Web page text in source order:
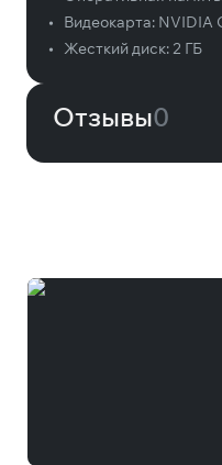
•
Видеокарта: NVIDIA
•
Жесткий диск:2 ГБ
Отзывы0